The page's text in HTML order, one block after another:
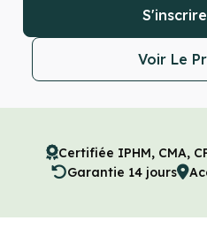
Voir Le
Certifiée IPHM, CMA,
Garantie 14 jours